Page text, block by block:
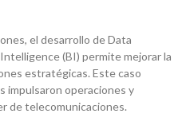
el desarrollo de Data
(BI) permite mejorar la
estratégicas. Este caso
impulsaron operaciones y
de telecomunicaciones.